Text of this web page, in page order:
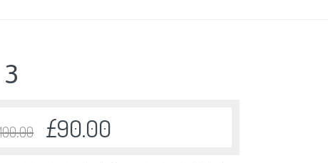
100.00 £90.00